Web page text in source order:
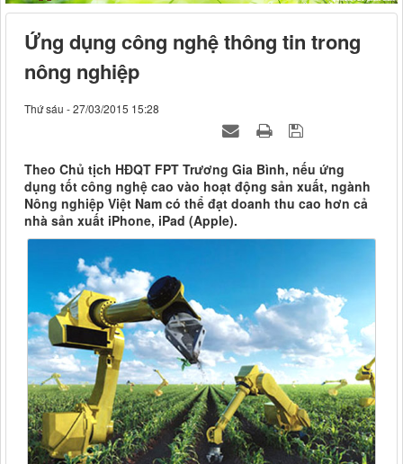
Ứng dụng công nghệ thông tin trong
nông nghiệp
Thứ sáu - 27/03/2015 15:28
Theo Chủ tịch HĐQT FPT Trương Gia Bình, nếu ứng
dụng tốt công nghệ cao vào hoạt động sản xuất, ngành
Nông nghiệp Việt Nam có thể đạt doanh thu cao hơn cả
nhà sản xuất iPhone, iPad (Apple).